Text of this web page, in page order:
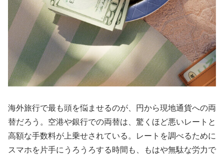
海外旅行で最も頭を悩ませるのが、円から現地通貨への両
替だろう。空港や銀行での両替は、驚くほど悪いレートと
高額な手数料が上乗せされている。レートを調べるために
スマホを片手にうろうろする時間も、もはや無駄な労力で